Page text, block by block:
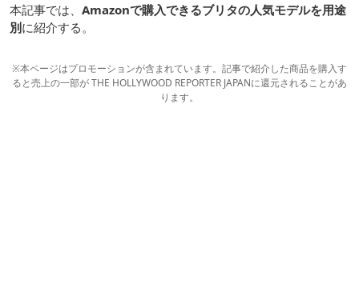
本記事では、 Amazonで購入できるブリタの人気モデルを用途
別に紹介する。
※本ページはプロモーションが含まれています。記事で紹介した商品を購入す
ると売上の一部が THE HOLLYWOOD REPORTER JAPANに還元されることがあ
ります。